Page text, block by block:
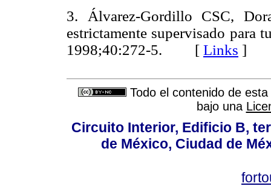
3. Álvarez-Gordillo CSC,
estrictamente supervisado para
1998;40:272-5. [ Links ]
Todo el contenido de
bajo una
Circuito Interior, Edificio B,
de México, Ciudad de